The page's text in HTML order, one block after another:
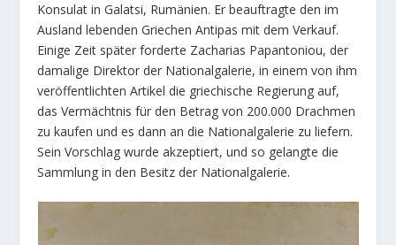
Konsulat in Galatsi, Rumänien. Er beauftragte den im
Ausland lebenden Griechen Antipas mit dem Verkauf.
Einige Zeit später forderte Zacharias Papantoniou, der
damalige Direktor der Nationalgalerie, in einem von ihm
veröffentlichten Artikel die griechische Regierung auf,
das Vermächtnis für den Betrag von 200.000 Drachmen
zu kaufen und es dann an die Nationalgalerie zu liefern.
Sein Vorschlag wurde akzeptiert, und so gelangte die
Sammlung in den Besitz der Nationalgalerie.